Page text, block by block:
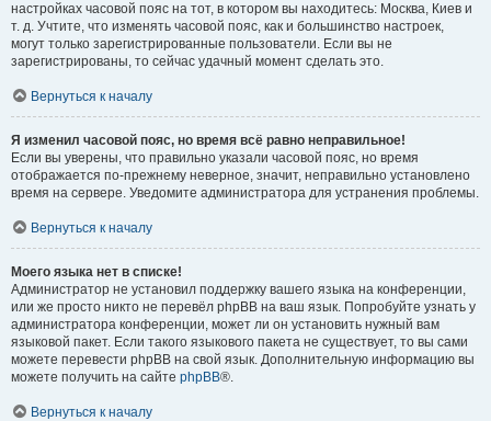
настройках часовой пояс на тот, в котором вы находитесь: Москва, Киев и
т. д. Учтите, что изменять часовой пояс, как и большинство настроек,
могут только зарегистрированные пользователи. Если вы не
зарегистрированы, то сейчас удачный момент сделать это.
Вернуться к началу
Я изменил часовой пояс, но время всё равно неправильное!
Если вы уверены, что правильно указали часовой пояс, но время
отображается по-прежнему неверное, значит, неправильно установлено
время на сервере. Уведомите администратора для устранения проблемы.
Вернуться к началу
Моего языка нет в списке!
Администратор не установил поддержку вашего языка на конференции,
или же просто никто не перевёл phpBB на ваш язык. Попробуйте узнать у
администратора конференции, может ли он установить нужный вам
языковой пакет. Если такого языкового пакета не существует, то вы сами
можете перевести phpBB на свой язык. Дополнительную информацию вы
можете получить на сайте phpBB®.
Вернуться к началу